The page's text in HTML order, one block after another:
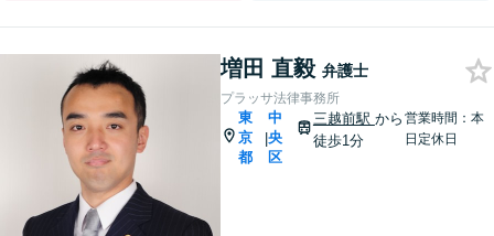
増田 直毅 弁護士
プラッサ法律事務所
東
京
都
|
中
央
区
三越前駅 から
徒歩1分
営業時間：本
日定休日